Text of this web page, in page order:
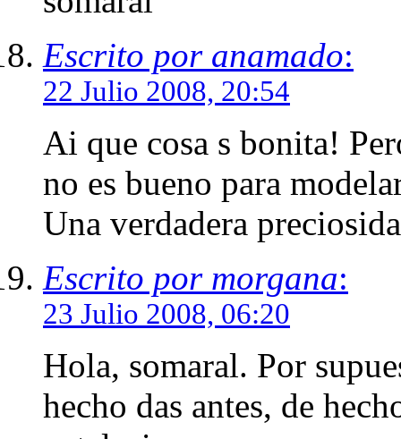
Escrito por anamado:
22 Julio 2008, 20:54
Ai que cosa s bonita!
no es bueno para
Una verdadera
Escrito por morgana:
23 Julio 2008, 06:20
Hola, somaral. Por
hecho das antes, de